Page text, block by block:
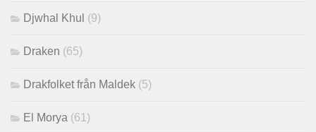
Djwhal Khul (9)
Draken (65)
Drakfolket från Maldek (5)
El Morya (61)